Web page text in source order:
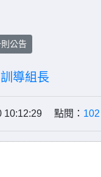
公告
訓導組長
10:12:29 點閱： 102